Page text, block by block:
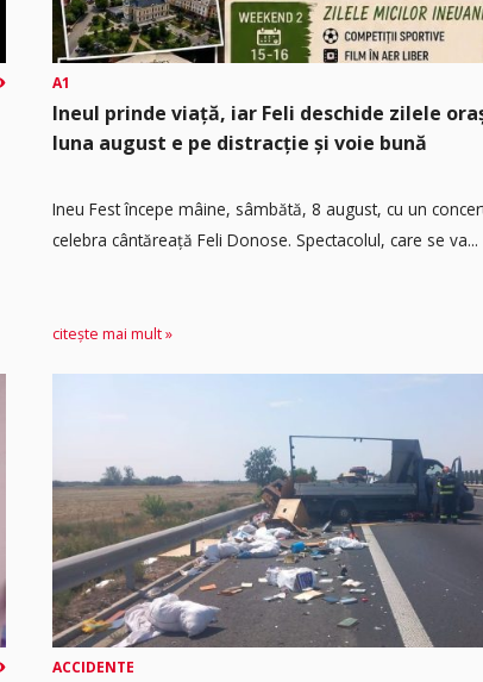
A1
Ineul prinde viață, iar Feli deschide zilele
luna august e pe distracție și voie bună
Ineu Fest începe mâine, sâmbătă, 8 august, cu un
celebra cântăreață Feli Donose. Spectacolul, care se va...
citește mai mult »
ACCIDENTE